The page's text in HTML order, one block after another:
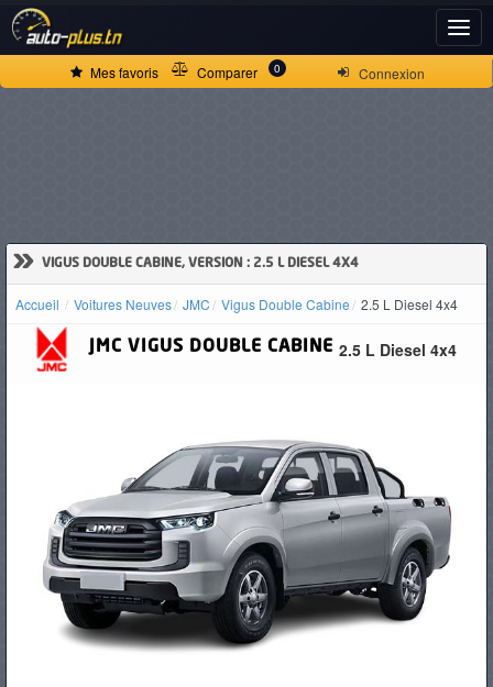
Connexion
Mes favoris Comparer 0
» VIGUS DOUBLE CABINE, VERSION : 2.5 L DIESEL 4X4
Accueil Voitures Neuves JMC Vigus Double Cabine 2.5 L Diesel 4x4
JMC VIGUS DOUBLE CABINE 2.5 L Diesel 4x4
ACCUEIL
D'OCCASION
PNEUS